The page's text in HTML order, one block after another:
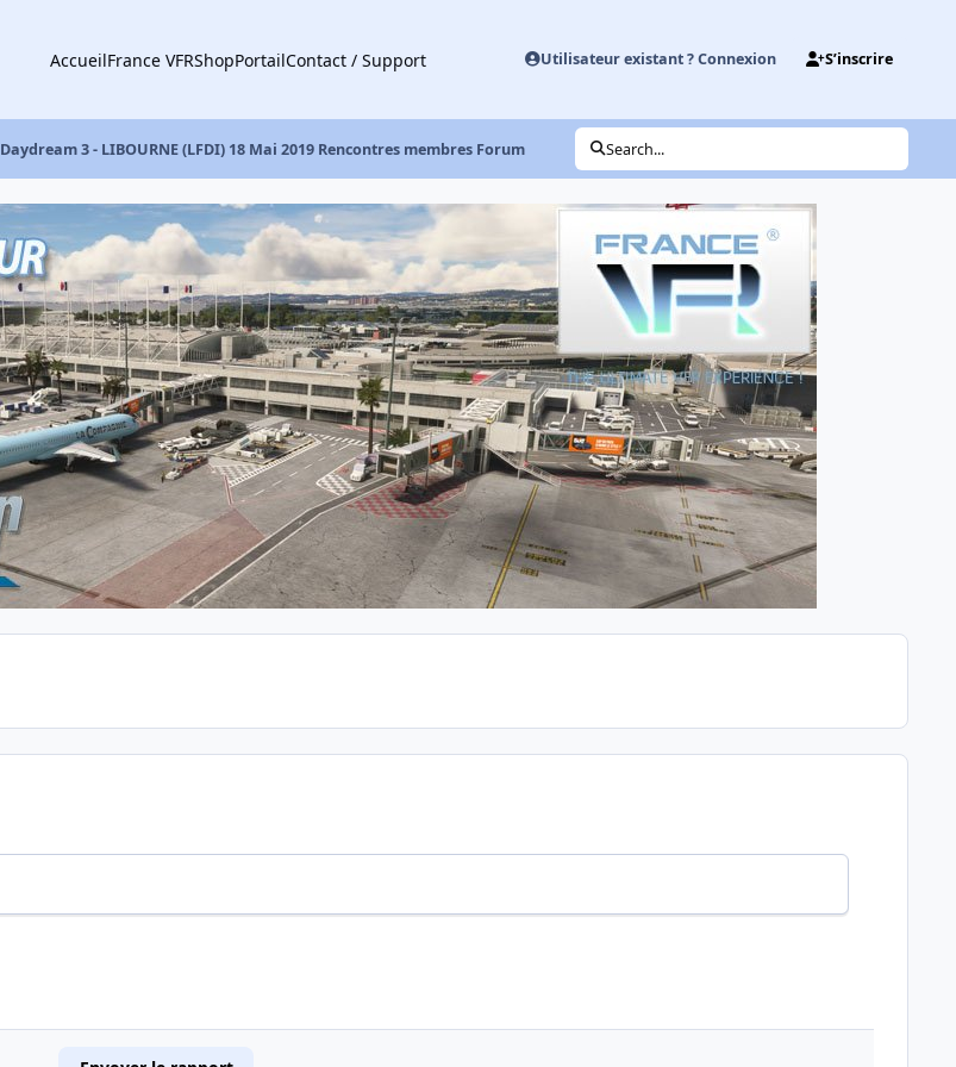
AccueilFrance VFRShopPortailContact / Support Utilisateur existant ? Connexion S’inscrire
Daydream 3 - LIBOURNE (LFDI) 18 Mai 2019 Rencontres membres Forum Search...